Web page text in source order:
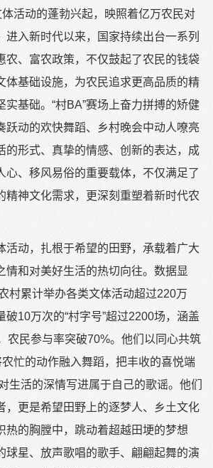
活动的蓬勃兴起，映照着亿万农民对
进入新时代以来，国家持续出台一系列
农、富农政策，不仅鼓起了农民的钱袋
体基础设施，为农民追求更高品质的精
实基础。“村BA”赛场上奋力拼搏的矫健
跃动的欢快舞蹈、乡村晚会中动人嘹亮
的形式、真挚的情感、创新的表达，成
心、移风易俗的重要载体，不仅满足了
精神文化需求，更深刻重塑着新时代农
动，扎根于希望的田野，承载着广大
情和对美好生活的热切向往。数据显
村累计举办各类文体活动超过220万
破10万次的“村字号”超过2200场，涵盖
农民参与率突破70%。他们以同心共筑
农忙的动作融入舞蹈，把丰收的喜悦端
对生活的深情写进属于自己的歌谣。他们
，更是希望田野上的逐梦人、乡土文化
热的胸膛中，跳动着超越田埂的梦想
星、放声歌唱的歌手、翩翩起舞的演